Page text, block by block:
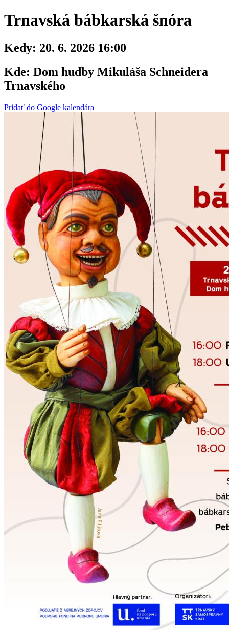
Trnavská bábkarská šnóra
Kedy: 20. 6. 2026 16:00
Kde: Dom hudby Mikuláša Schneidera
Trnavského
Pridať do Google kalendára